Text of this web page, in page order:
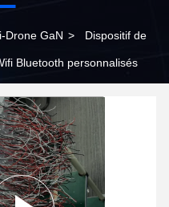
Drone GaN > Dispositif de
Bluetooth personnalisés